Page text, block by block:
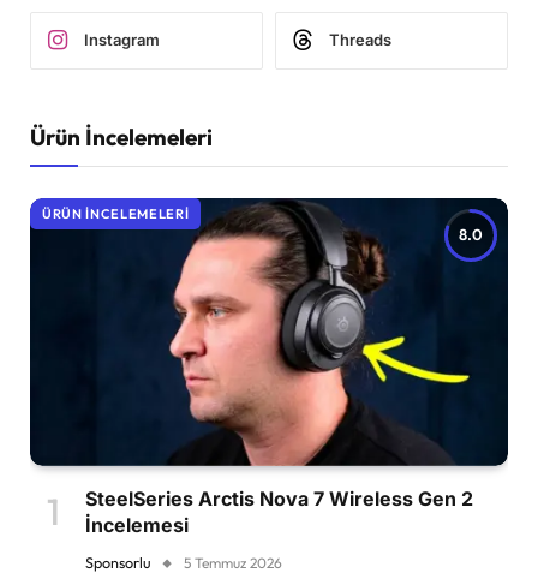
Instagram Threads
Ürün İncelemeleri
8.0
ÜRÜN İNCELEMELERI
SteelSeries Arctis Nova 7 Wireless Gen 2
İncelemesi
Sponsorlu 5 Temmuz 2026